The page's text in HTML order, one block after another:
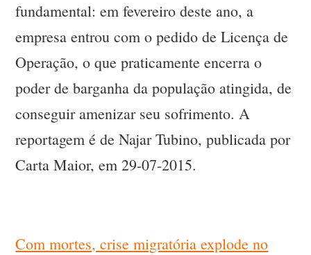
fundamental: em fevereiro deste ano, a
empresa entrou com o pedido de Licença de
Operação, o que praticamente encerra o
poder de barganha da população atingida, de
conseguir amenizar seu sofrimento. A
reportagem é de Najar Tubino, publicada por
Carta Maior, em 29-07-2015.
Com mortes, crise migratória explode no